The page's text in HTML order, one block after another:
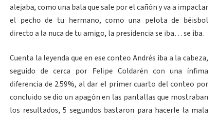
alejaba, como una bala que sale por el cañón y va a impactar
el pecho de tu hermano, como una pelota de béisbol
directo a la nuca de tu amigo, la presidencia se iba… se iba.
Cuenta la leyenda que en ese conteo Andrés iba a la cabeza,
seguido de cerca por Felipe Coldarén con una ínfima
diferencia de 2.59%, al dar el primer cuarto del conteo por
concluido se dio un apagón en las pantallas que mostraban
los resultados, 5 segundos bastaron para hacerle la mala